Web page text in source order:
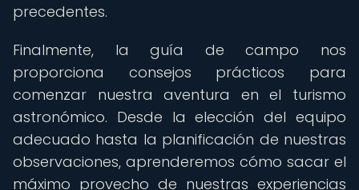
precedentes.
Finalmente, la guía de campo nos
proporciona consejos prácticos para
comenzar nuestra aventura en el turismo
astronómico. Desde la elección del equipo
adecuado hasta la planificación de nuestras
observaciones, aprenderemos cómo sacar el
máximo provecho de nuestras experiencias